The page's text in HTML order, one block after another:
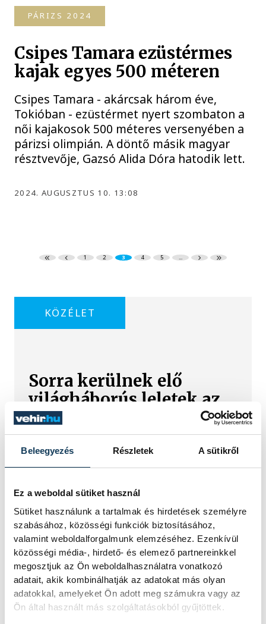
Beleegyezés Részletek A sütikről
Ez a weboldal sütiket használ
Sütiket használunk a tartalmak és hirdetések személyre
szabásához, közösségi funkciók biztosításához,
valamint weboldalforgalmunk elemzéséhez. Ezenkívül
közösségi média-, hirdető- és elemező partnereinkkel
megosztjuk az Ön weboldalhasználatra vonatkozó
adatait, akik kombinálhatják az adatokat más olyan
adatokkal, amelyeket Ön adott meg számukra vagy az
Ön által használt más szolgáltatásokból gyűjtöttek.
PÁRIZS 2024
Csipes Tamara ezüstérmes
kajak egyes 500 méteren
Csipes Tamara - akárcsak három éve,
Tokióban - ezüstérmet nyert szombaton a
női kajakosok 500 méteres versenyében a
párizsi olimpián. A döntő másik magyar
résztvevője, Gazsó Alida Dóra hatodik lett.
2024. AUGUSZTUS 10. 13:08
1 2 3 4 5 ...
KÖZÉLET
Sorra kerülnek elő
világháborús leletek az
alacsony Dunából
A folyó rekordalacsony vízállása miatt
egy csaknem komplett, II.
motorkerékpárbukkant elő a
Batthyány téri rakpart sziklái alól,
máshol pedig egy közel féltonnás brit
akna került elő.
Késéltánc a Dunán: Mi
történik, ha leáll Paks?